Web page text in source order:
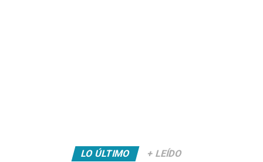
LO ÚLTIMO + LEÍDO